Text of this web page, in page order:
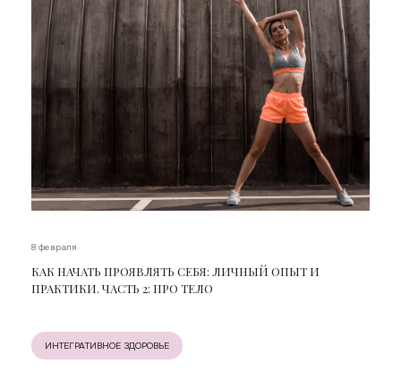
8 февраля
КАК НАЧАТЬ ПРОЯВЛЯТЬ СЕБЯ: ЛИЧНЫЙ ОПЫТ И
ПРАКТИКИ. ЧАСТЬ 2: ПРО ТЕЛО
ИНТЕГРАТИВНОЕ ЗДОРОВЬЕ